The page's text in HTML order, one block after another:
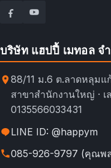
บริษัท แฮปปี้ เมทอล จ
88/11 ม.6 ต.ลาดหลุมแ
สาขาสำนักงานใหญ่ · เ
0135566033431
LINE ID: @happym
085-926-9797 (คุณพ